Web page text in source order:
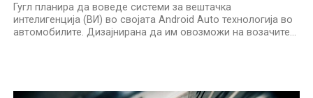
Гугл планира да воведе системи за вештачка
интелигенција (ВИ) во својата Android Auto технологија во
автомобилите. Дизајнирана да им овозможи на возачите...